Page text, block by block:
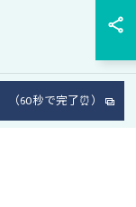
60秒で完了⏰）
RIGHTS RESERVED.